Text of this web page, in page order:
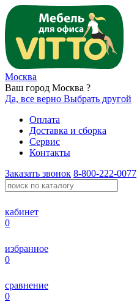
Москва
Ваш город Москва ?
Да, все верно Выбрать другой
Оплата
Доставка и сборка
Сервис
Контакты
Заказать звонок 8-800-222-0077
кабинет
0
избранное
0
сравнение
0